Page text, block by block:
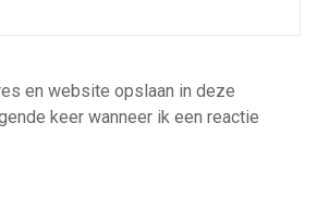
en website opslaan in deze
keer wanneer ik een reactie